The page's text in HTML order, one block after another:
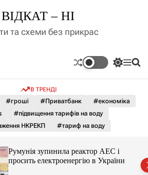
ВІДКАТ – НІ
та схеми без прикрас
П
м
к
а
о
л
ь
М П
В ТРЕНДІ
#гроші #Приватбанк
#економіка
#підвищення тарифів на воду
НКРЕКП
#тариф на воду
Румунія зупинила реактор АЕС і
просить електроенергію в України